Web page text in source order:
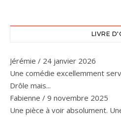
LIVRE
Jérémie / 24 janvier 2026
Une comédie excellemment
Drôle mais...
Fabienne / 9 novembre 2025
Une pièce à voir absolument.